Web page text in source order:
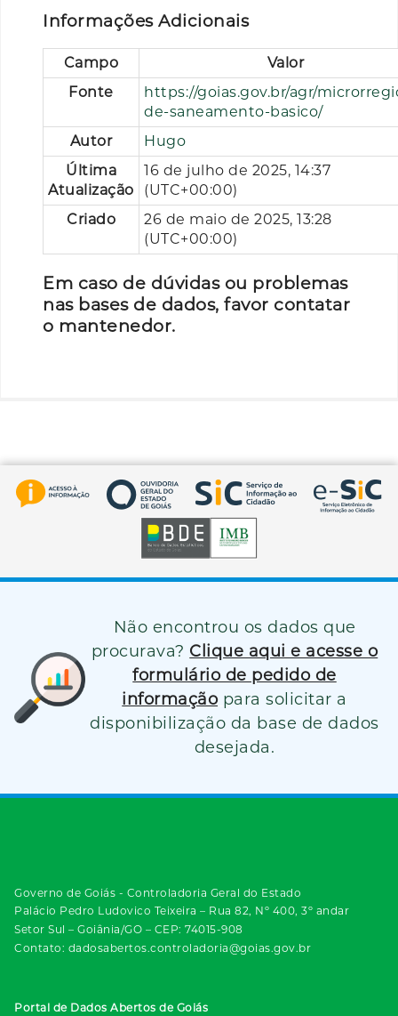
Informações Adicionais
Campo
Valor
Fonte
https://goias.gov.br/agr/
de-saneamento-basico/
Autor
Hugo
Última
Atualização
16 de julho de 2025, 14:37
(UTC+00:00)
Criado
26 de maio de 2025, 13:28
(UTC+00:00)
Em caso de dúvidas ou problemas
nas bases de dados, favor contatar
o mantenedor.
Não encontrou os dados que
procurava? Clique aqui e acesse o
formulário de pedido de
informação para solicitar a
disponibilização da base de dados
desejada.
Governo de Goiás - Controladoria Geral do Estado
Palácio Pedro Ludovico Teixeira – Rua 82, Nº 400, 3º andar
Setor Sul – Goiânia/GO – CEP: 74015-908
Contato: dadosabertos.controladoria@goias.gov.br
Portal de Dados Abertos de Goiás